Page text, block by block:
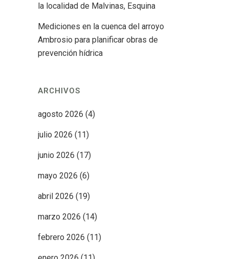
la localidad de Malvinas, Esquina
Mediciones en la cuenca del arroyo
Ambrosio para planificar obras de
prevención hídrica
ARCHIVOS
agosto 2026 (4)
julio 2026 (11)
junio 2026 (17)
mayo 2026 (6)
abril 2026 (19)
marzo 2026 (14)
febrero 2026 (11)